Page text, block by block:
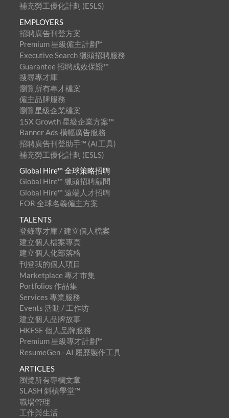
補充勞工優化計劃 (ESLS)
EMPLOYERS
招聘廣告刊登方案
Premium 星級僱主計劃™
Executive Search 獵頭招聘服務
Guarantee 招聘成效保證™
搜尋專才庫
瀏覽所有專才檔案
僱主品牌服務
瀏覽星級企業檔案
15X Growth 星級企業方案™
Banner Ads 橫幅廣告服務
招聘廣告刊登助手™ (AI工具)
補充勞工優化計劃 (ESLS)
Global Hire™ 全球策略招聘
Global Hire™ 獵頭招聘顧問
Global Hire™ 遠端人才招聘
EOR 全球名義僱主方案
TALENTS
登錄專才庫 / 建立個人檔案
建立個人檔案專頁
建立個人化部落格
刊登我的個人項目
Marketplace 專才市集
Portfolios 作品集
Services 專業服務
Events 活動 / 工作坊
建立個人品牌故事
HKESE 個人品牌服務
Premium 星級專才計劃™
ResumeGen - AI 履歷製作工具
ARTICLES
瀏覽所有專欄文章
SLASH 斜槓學堂™
職場管理
工作與生活